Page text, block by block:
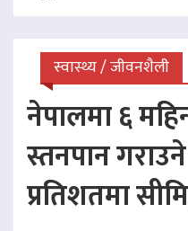
स्वास्थ्य / जीवनशैली
नेपालमा ६
स्तनपान
प्रतिशतमा